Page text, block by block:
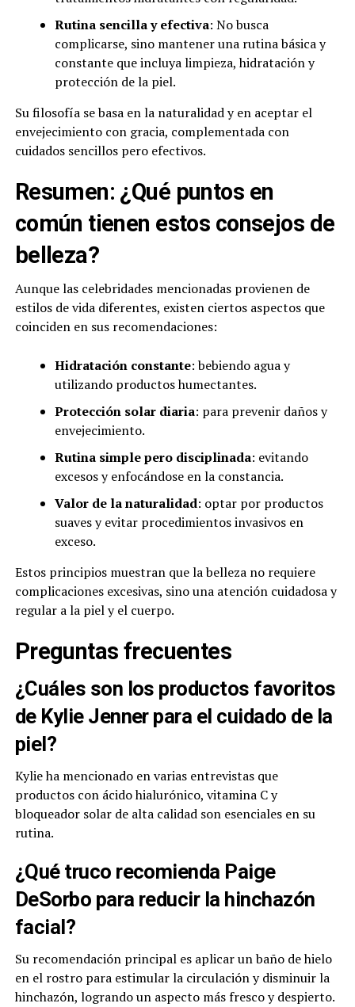
Rutina sencilla y efectiva: No busca
complicarse, sino mantener una rutina básica y
constante que incluya limpieza, hidratación y
protección de la piel.
Su filosofía se basa en la naturalidad y en aceptar el
envejecimiento con gracia, complementada con
cuidados sencillos pero efectivos.
Resumen: ¿Qué puntos en
común tienen estos consejos de
belleza?
Aunque las celebridades mencionadas provienen de
estilos de vida diferentes, existen ciertos aspectos que
coinciden en sus recomendaciones:
Hidratación constante: bebiendo agua y
utilizando productos humectantes.
Protección solar diaria: para prevenir daños y
envejecimiento.
Rutina simple pero disciplinada: evitando
excesos y enfocándose en la constancia.
Valor de la naturalidad: optar por productos
suaves y evitar procedimientos invasivos en
exceso.
Estos principios muestran que la belleza no requiere
complicaciones excesivas, sino una atención cuidadosa y
regular a la piel y el cuerpo.
Preguntas frecuentes
¿Cuáles son los productos favoritos
de Kylie Jenner para el cuidado de la
piel?
Kylie ha mencionado en varias entrevistas que
productos con ácido hialurónico, vitamina C y
bloqueador solar de alta calidad son esenciales en su
rutina.
¿Qué truco recomienda Paige
DeSorbo para reducir la hinchazón
facial?
Su recomendación principal es aplicar un baño de hielo
en el rostro para estimular la circulación y disminuir la
hinchazón, logrando un aspecto más fresco y despierto.